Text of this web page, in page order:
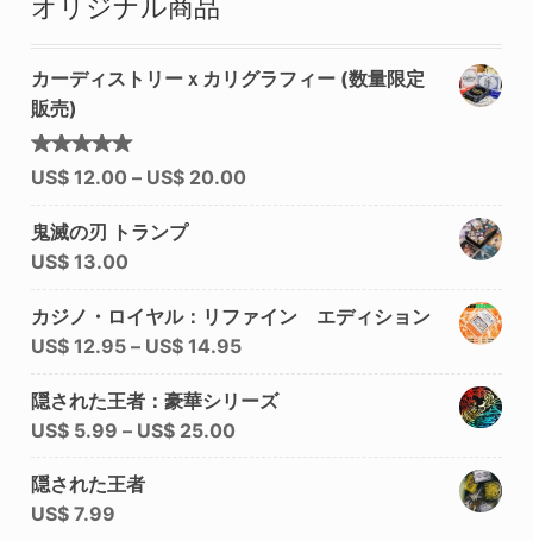
カーディストリーｘカリグラフィー (数量限定
販売)
5段階中
5.00の
US$12.00 – US$20.00
鬼滅の刃 トランプ
US$13.00
カジノ・ロイヤル：リファイン エディション
US$12.95– US$14.95
隠された王者：豪華シリーズ
US$5.99 – US$25.00
隠された王者
US$7.99